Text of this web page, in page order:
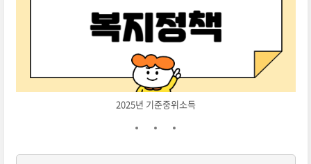
2025년 기준중위소득